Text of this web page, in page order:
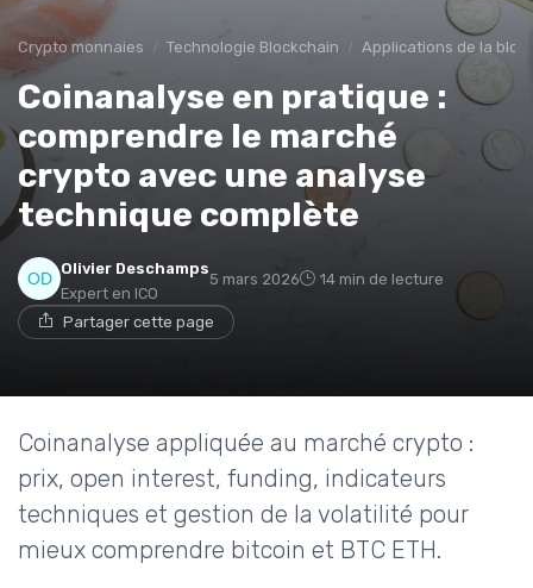
Crypto monnaies Technologie Blockchain Applications de la
Coinanalyse en pratique :
comprendre le marché
crypto avec une analyse
technique complète
Olivier Deschamps
Expert en ICO
5 mars 2026 14 min de lecture
Partager cette page
Coinanalyse appliquée au marché crypto :
prix, open interest, funding, indicateurs
techniques et gestion de la volatilité pour
mieux comprendre bitcoin et BTC ETH.